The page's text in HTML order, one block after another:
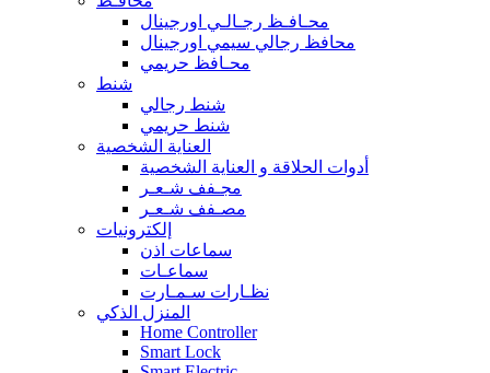
محـافـظ رجـالـي اورجينال
محافظ رجالي سيمي اورجينال
محـافظ حريمي
شنط
شنط رجالي
شنط حريمي
العناية الشخصية
أدوات الحلاقة و العناية الشخصية
مجـفف شـعـر
مصـفف شـعـر
إلكترونيات
سماعات اذن
سماعـات
نظـارات سـمـارت
المنزل الذكي
Home Controller
Smart Lock